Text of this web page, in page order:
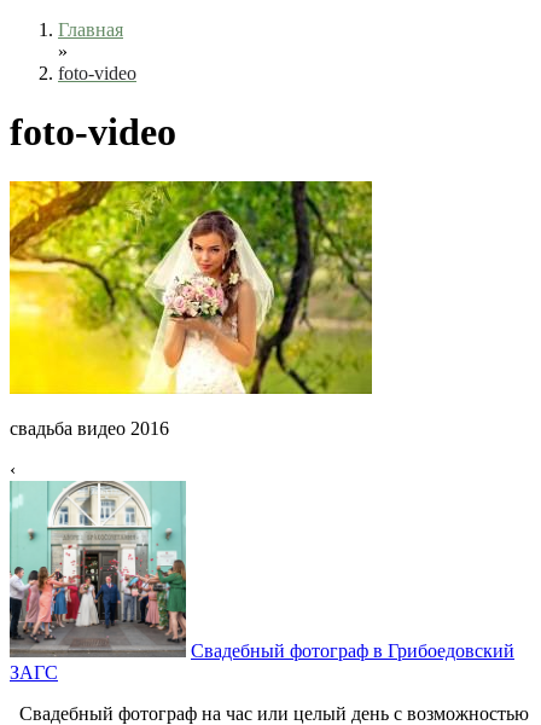
Главная
»
foto-video
foto-video
свадьба видео 2016
‹
Свадебный фотограф в Грибоедовский
ЗАГС
Свадебный фотограф на час или целый день с возможностью